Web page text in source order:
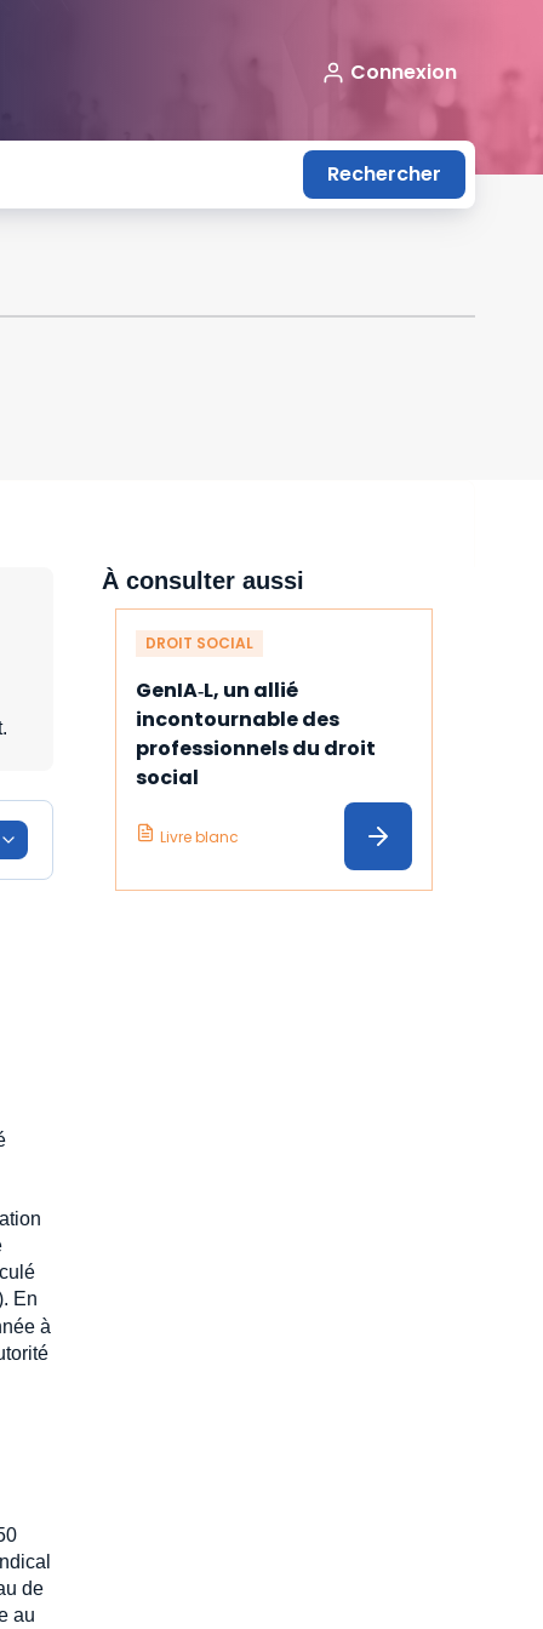
Connexion
Rechercher
En
à
de
au
À consulter aussi
DROIT SOCIAL
GenIA‑L, un allié
incontournable des
professionnels du droit
social
Livre blanc